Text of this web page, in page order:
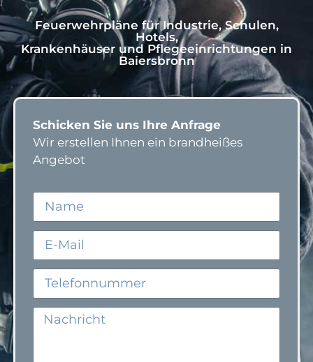
Feuerwehrpläne für Industrie, Schulen,
Hotels,
Krankenhäuser und Pflegeeinrichtungen in
Baiersbronn
Schicken Sie uns Ihre Anfrage
Wir erstellen Ihnen ein brandheißes
Angebot